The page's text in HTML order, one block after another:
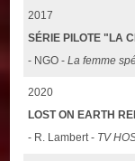
2017
SÉRIE PILOTE "LA
- NGO -La femme
2020
LOST ON EARTH
- R. Lambert - TV